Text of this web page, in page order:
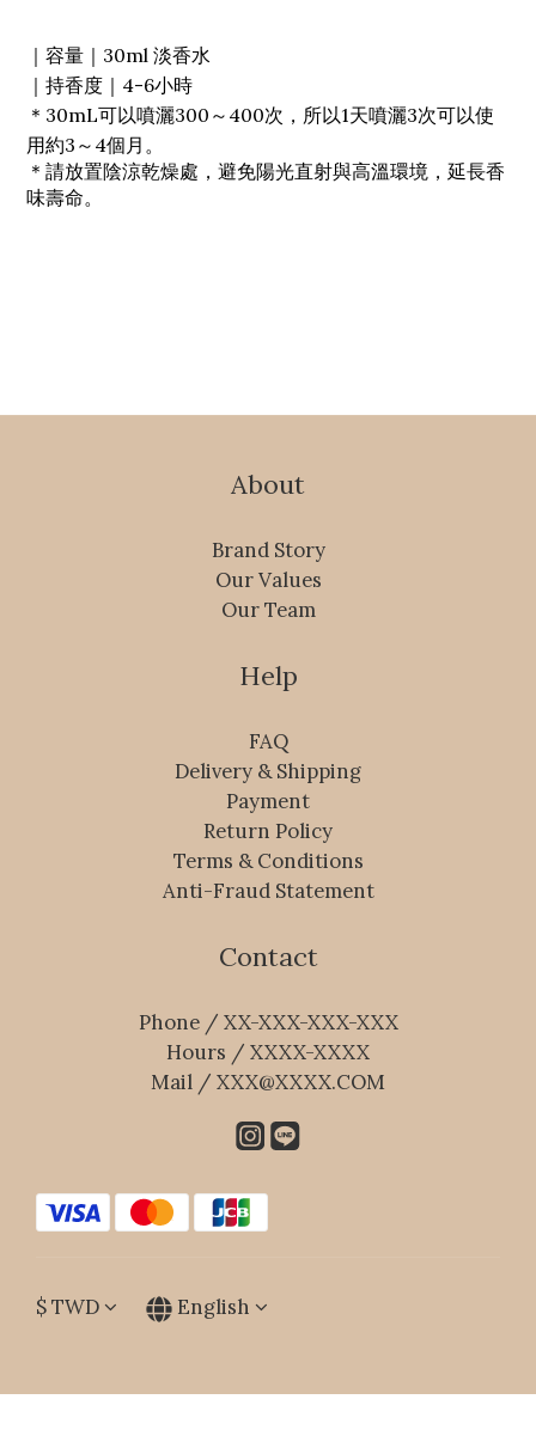
｜容量｜30ml 淡香水
｜持香度｜4-6小時
＊30mL可以噴灑300～400次，所以1天噴灑3次可以使
用約3～4個月。
＊請放置陰涼乾燥處，避免陽光直射與高溫環境，延長香
味壽命。
About
Brand Story
Our Values
Our Team
Help
FAQ
Delivery & Shipping
Payment
Return Policy
Terms & Conditions
Anti-Fraud Statement
Contact
Phone / XX-XXX-XXX-XXX
Hours / XXXX-XXXX
Mail / XXX@XXXX.COM
$TWD English